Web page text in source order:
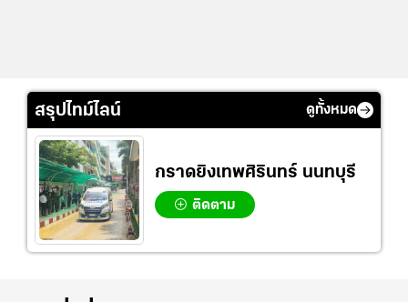
สรุปไทม์ไลน์ ดูทั้งหมด
กราดยิงเทพศิรินทร์ นนทบุรี
ติดตาม